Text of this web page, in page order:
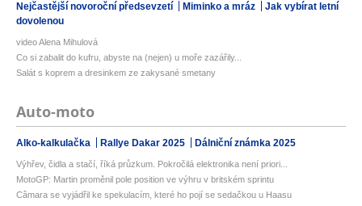
Nejčastější novoroční předsevzetí Miminko a mráz
Jak vybírat letní
dovolenou
video Alena Mihulová
Co si zabalit do kufru, abyste na (nejen) u moře zazářily...
Salát s koprem a dresinkem ze zakysané smetany
Auto-moto
Alko-kalkulačka Rallye Dakar 2025 Dálniční známka 2025
Výhřev, čidla a stačí, říká průzkum. Pokročilá elektronika není priori...
MotoGP: Martin proměnil pole position ve výhru v britském sprintu
Câmara se vyjádřil ke spekulacím, které ho pojí se sedačkou u Haasu